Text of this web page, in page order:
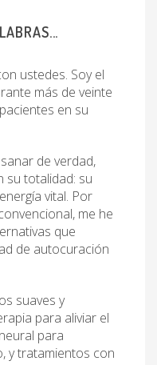
ustedes. Soy el
más de veinte
en su
de verdad,
su totalidad: su
vital. Por
me he
que
de autocuración
suaves y
para aliviar el
para
y tratamientos con